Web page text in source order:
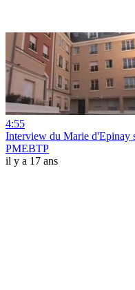
4:55
Interview du Marie d'Epinay
PMEBTP
il y a 17 ans